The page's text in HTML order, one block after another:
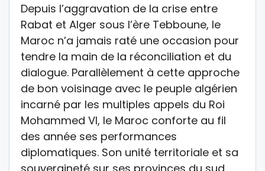
Depuis l’aggravation de la crise entre
Rabat et Alger sous l’ère Tebboune, le
Maroc n’a jamais raté une occasion pour
tendre la main de la réconciliation et du
dialogue. Parallèlement à cette approche
de bon voisinage avec le peuple algérien
incarné par les multiples appels du Roi
Mohammed VI, le Maroc conforte au fil
des année ses performances
diplomatiques. Son unité territoriale et sa